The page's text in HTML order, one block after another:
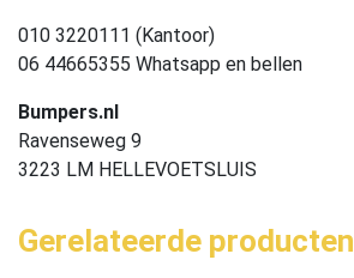
010 3220111 (Kantoor)
06 44665355 Whatsapp en bellen
Bumpers.nl
Ravenseweg 9
3223 LM HELLEVOETSLUIS
Gerelateerde producten